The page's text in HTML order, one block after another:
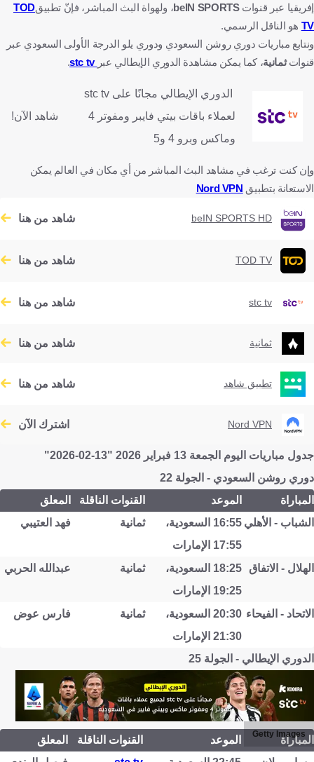
إفريقيا عبر قنواتbeIN SPORTS، ولهواة البث المباشر، فإنّ تطبيقTOD
TV هو الناقل الرسمي.
ونتابع مباريات دوري روشن السعودي ودوري يلو الدرجة الأولى السعودي عبر
قنواتثمانية، كما يمكن مشاهدة الدوري الإيطالي عبر stc tv
.
الدوري الإيطالي مجانًا على stc tv
لعملاء باقات بيتي فايبر ومفوتر 4
وماكس وبرو 4 و5
شاهد الآن!
وإن كنت ترغب في مشاهد البث المباشر من أي مكان في العالم يمكن
الاستعانة بتطبيق Nord VPN
beIN SPORTS HD شاهد من هنا
TOD TV شاهد من هنا
stc tv شاهد من هنا
ثمانية شاهد من هنا
تطبيق شاهد شاهد من هنا
Nord VPN اشترك الآن
جدول مباريات اليوم الجمعة 13 فبراير 2026 "13-02-2026"
دوري روشن السعودي - الجولة 22
المباراة
الموعد القنوات الناقلة
المعلق
الشباب - الأهلي
16:55 السعودية،
17:55 الإمارات
ثمانية فهد العتيبي
الهلال - الاتفاق
18:25 السعودية،
19:25 الإمارات
ثمانية عبدالله الحربي
الاتحاد - الفيحاء
20:30 السعودية،
21:30 الإمارات
ثمانية فارس عوض
الدوري الإيطالي - الجولة 25
Getty Images
المباراة الموعد القنوات الناقلة
المعلق